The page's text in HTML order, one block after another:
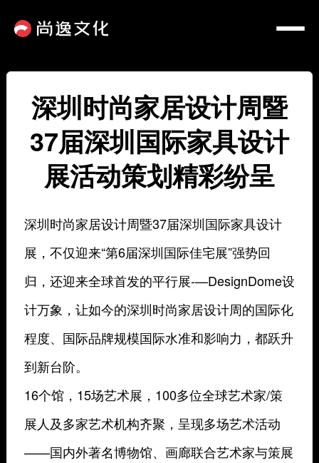
深圳时尚家居设计周暨
37届深圳国际家具设计
展活动策划精彩纷呈
深圳时尚家居设计周暨37届深圳国际家具设计
展，不仅迎来“第6届深圳国际佳宅展”强势回
归，还迎来全球首发的平行展-—DesignDome设
计万象，让如今的深圳时尚家居设计周的国际化
程度、国际品牌规模国际水准和影响力，都跃升
到新台阶。
16个馆，15场艺术展，100多位全球艺术家/策
展人及多家艺术机构齐聚，呈现多场艺术活动
——国内外著名博物馆、画廊联合艺术家与策展